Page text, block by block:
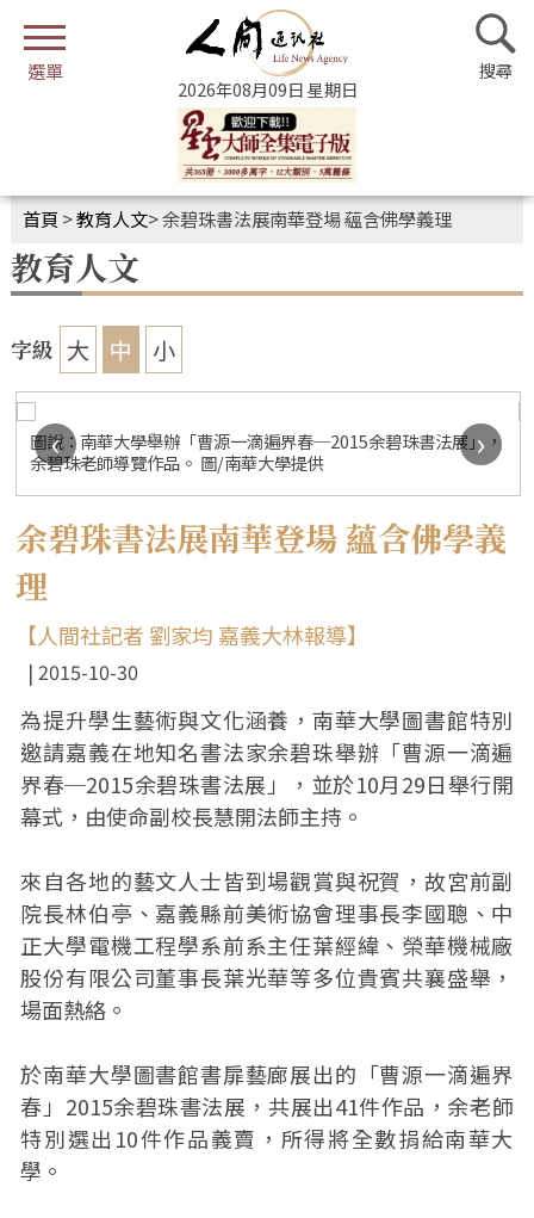
2026年08月09日 星期日
首頁 >教育人文>余碧珠書法展南華登場 蘊含佛學義理
教育人文
字級 大 中 小
圖說：南華大學舉辦「曹源一滴遍界春─2015余碧珠書法展」，
余碧珠老師導覽作品。 圖/南華大學提供
‹ ›
余碧珠書法展南華登場 蘊含佛學義
理
【人間社記者 劉家均 嘉義大林報導】
2015-10-30
為提升學生藝術與文化涵養，南華大學圖書館特別
邀請嘉義在地知名書法家余碧珠舉辦「曹源一滴遍
界春─2015余碧珠書法展」，並於10月29日舉行開
幕式，由使命副校長慧開法師主持。
來自各地的藝文人士皆到場觀賞與祝賀，故宮前副
院長林伯亭、嘉義縣前美術協會理事長李國聰、中
正大學電機工程學系前系主任葉經緯、榮華機械廠
股份有限公司董事長葉光華等多位貴賓共襄盛舉，
場面熱絡。
於南華大學圖書館書扉藝廊展出的「曹源一滴遍界
春」2015余碧珠書法展，共展出41件作品，余老師
特別選出10件作品義賣，所得將全數捐給南華大
學。